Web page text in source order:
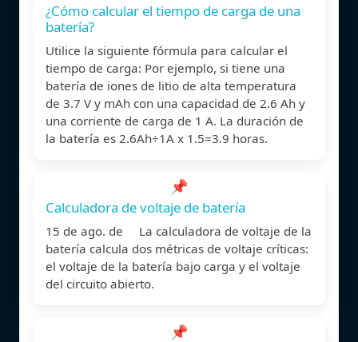
¿Cómo calcular el tiempo de carga de una
batería?
Utilice la siguiente fórmula para calcular el
tiempo de carga: Por ejemplo, si tiene una
batería de iones de litio de alta temperatura
de 3.7 V y mAh con una capacidad de 2.6 Ah y
una corriente de carga de 1 A. La duración de
la batería es 2.6Ah÷1A x 1.5=3.9 horas.
📌
Calculadora de voltaje de batería
15 de ago. de La calculadora de voltaje de la
batería calcula dos métricas de voltaje críticas:
el voltaje de la batería bajo carga y el voltaje
del circuito abierto.
📌